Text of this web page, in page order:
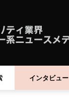
インタビュー